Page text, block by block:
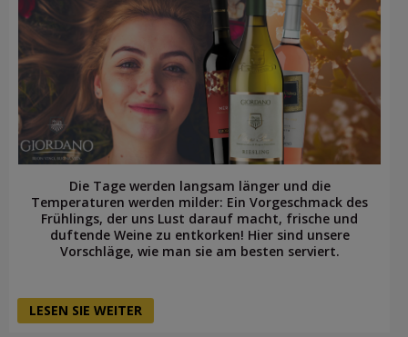
Die Tage werden langsam länger und die
Temperaturen werden milder: Ein Vorgeschmack des
Frühlings, der uns Lust darauf macht, frische und
duftende Weine zu entkorken! Hier sind unsere
Vorschläge, wie man sie am besten serviert.
LESEN SIE WEITER